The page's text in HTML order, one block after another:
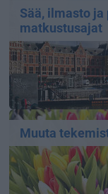
Sää, ilmasto ja
matkustusajat
Muuta